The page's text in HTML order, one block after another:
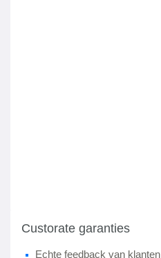
Custorate garanties
Echte feedback van klanten